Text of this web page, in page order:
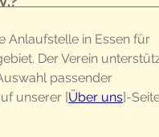
Anlaufstelle in Essen für
Der Verein
passender
unserer [Über uns]-